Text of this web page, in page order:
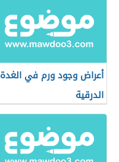
أعراض وجود ورم في الغدة
الدرقية